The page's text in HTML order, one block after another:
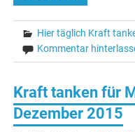
Hier täglich Kraft
Kommentar
Kraft tanken für
Dezember 2015